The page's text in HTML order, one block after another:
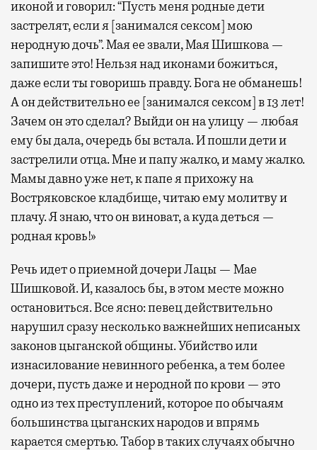
иконой и говорил: “Пусть меня родные дети
застрелят, если я [занимался сексом] мою
неродную дочь”. Мая ее звали, Мая Шишкова —
запишите это! Нельзя над иконами божиться,
даже если ты говоришь правду. Бога не обманешь!
А он действительно ее [занимался сексом] в 13 лет!
Зачем он это сделал? Выйди он на улицу — любая
ему бы дала, очередь бы встала. И пошли дети и
застрелили отца. Мне и папу жалко, и маму жалко.
Мамы давно уже нет, к папе я прихожу на
Востряковское кладбище, читаю ему молитву и
плачу. Я знаю, что он виноват, а куда деться —
родная кровь!»
Речь идет о приемной дочери Лацы — Мае
Шишковой. И, казалось бы, в этом месте можно
остановиться. Все ясно: певец действительно
нарушил сразу несколько важнейших неписаных
законов цыганской общины. Убийство или
изнасилование невинного ребенка, а тем более
дочери, пусть даже и неродной по крови — это
одно из тех преступлений, которое по обычаям
большинства цыганских народов и впрямь
карается смертью. Табор в таких случаях обычно